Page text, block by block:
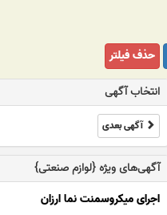
حذف فیلتر
انتخاب آگهی
آگهی بعدی
آگهی‌های ویژه {لوازم صنعتی}
اجرای میکروسمنت نما ارزان